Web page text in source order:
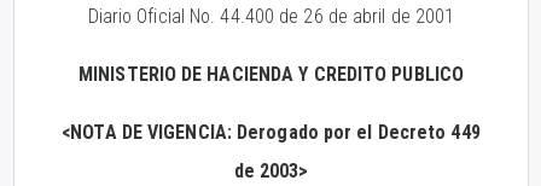
Diario Oficial No. 44.400 de 26 de abril de 2001
MINISTERIO DE HACIENDA Y CREDITO PUBLICO
<NOTA DE VIGENCIA: Derogado por el Decreto 449
de 2003>